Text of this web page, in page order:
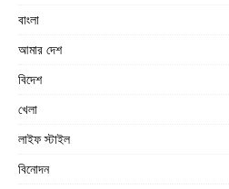
বাংলা
আমার দেশ
বিদেশ
খেলা
লাইফ স্টাইল
বিনোদন